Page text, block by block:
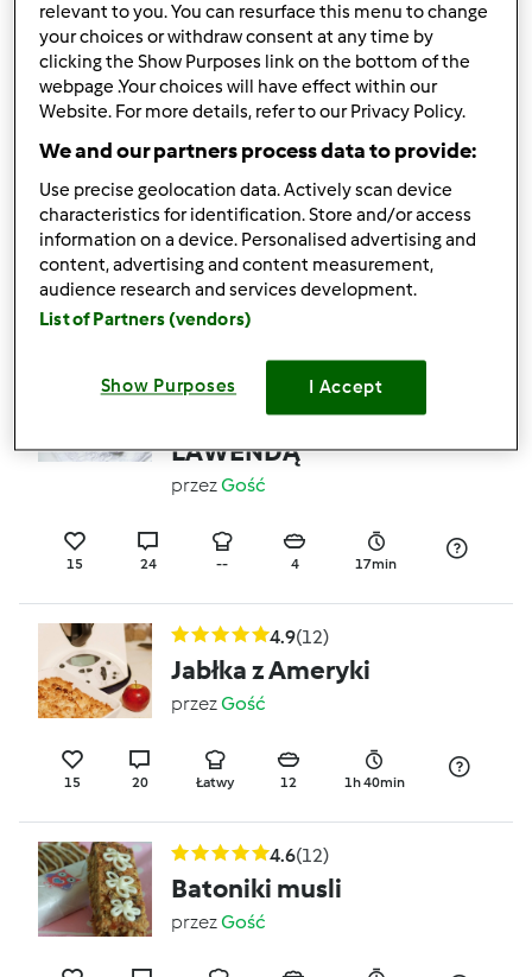
13 11 1h 1min
5.0 (12)
Skórka pomarańczowa
do ciast i deserów
przezGość
(12)
DŻEM Z NEKTARYNEK Z
LAWENDĄ
przezGość
15 24 -- 4 17min
4.9(12)
Jabłka z Ameryki
przezGość
15 20 Łatwy 12 1h 40min
4.6(12)
Batoniki musli
przezGość
relevant to you. You can resurface this menu to change
your choices or withdraw consent at any time by
clicking the Show Purposes link on the bottom of the
webpage .Your choices will have effect within our
Website. For more details, refer to our Privacy Policy.
We and our partners process data to provide:
Use precise geolocation data. Actively scan device
characteristics for identification. Store and/or access
information on a device. Personalised advertising and
content, advertising and content measurement,
audience research and services development.
List of Partners (vendors)
Show Purposes I Accept